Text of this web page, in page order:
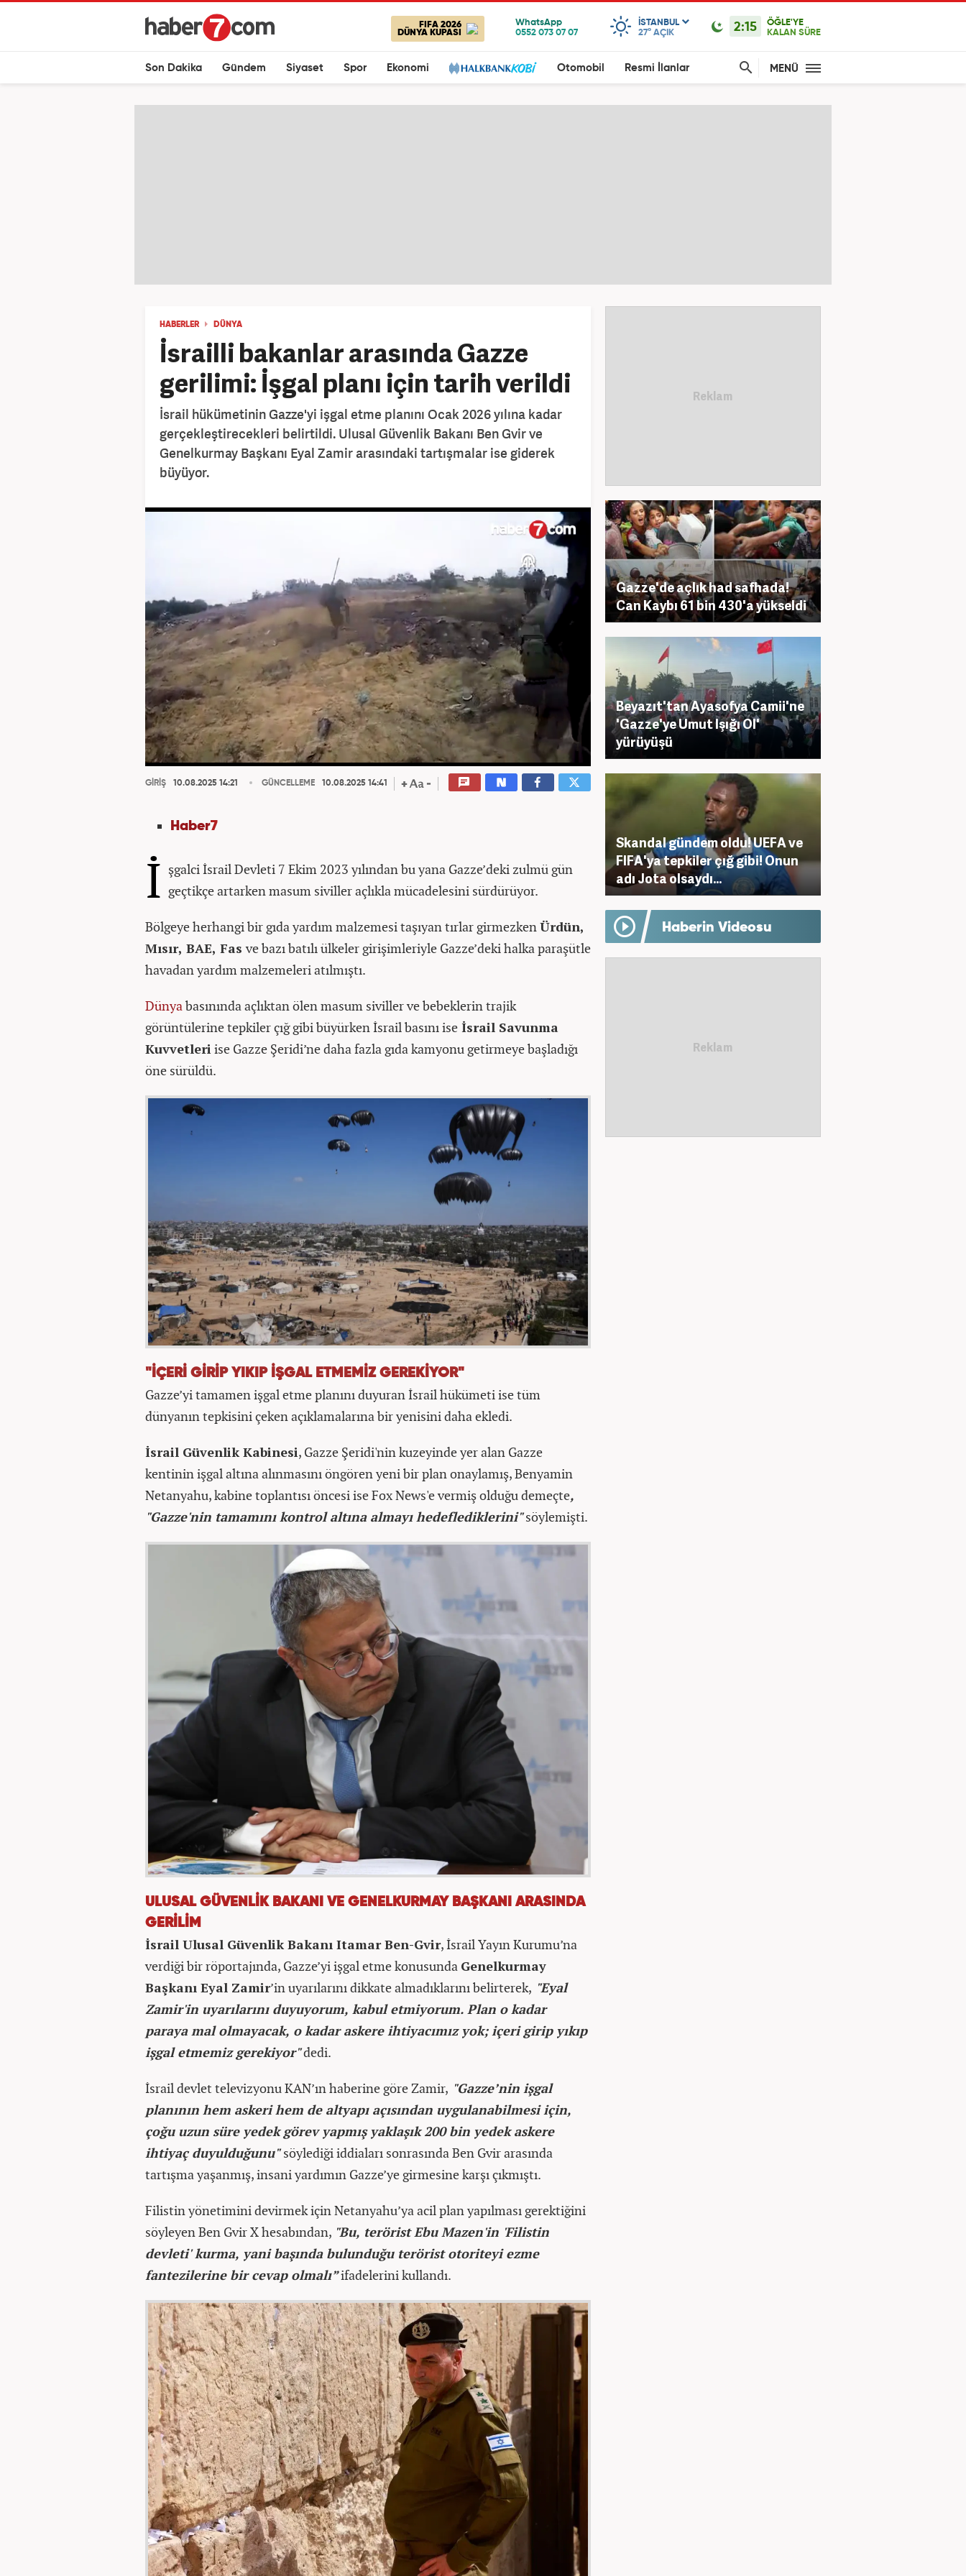
FIFA 2026
DÜNYA KUPASI
ISTANBUL
27° AÇIK 2:15
ÖĞLE'YE
KALAN SÜRE
Son Dakika Gündem Siyaset Spor Ekonomi Otomobil Resmi İlanlar MENÜ
HABERLER DÜNYA
İsrailli bakanlar arasında Gazze
gerilimi: İşgal planı için tarih verildi
İsrail hükümetinin Gazze'yi işgal etme planını Ocak 2026 yılına kadar
gerçekleştirecekleri belirtildi. Ulusal Güvenlik Bakanı Ben Gvir ve
Genelkurmay Başkanı Eyal Zamir arasındaki tartışmalar ise giderek
büyüyor.
GİRİŞ 10.08.2025 14:21 GÜNCELLEME 10.08.2025 14:41
Haber7
İ şgalci İsrail Devleti 7 Ekim 2023 yılından bu yana Gazze’deki zulmü gün
geçtikçe artarken masum siviller açlıkla mücadelesini sürdürüyor.
Bölgeye herhangi bir gıda yardım malzemesi taşıyan tırlar girmezkenÜrdün,
Mısır, BAE, Fasve bazı batılı ülkeler girişimleriyle Gazze’deki halka paraşütle
havadan yardım malzemeleri atılmıştı.
Dünyabasınında açlıktan ölen masum siviller ve bebeklerin trajik
görüntülerine tepkiler çığ gibi büyürken İsrail basını ise İsrail Savunma
Kuvvetleriise Gazze Şeridi’ne daha fazla gıda kamyonu getirmeye başladığı
öne sürüldü.
"İÇERİ GİRİP YIKIP İŞGAL ETMEMİZ GEREKİYOR"
Gazze’yi tamamen işgal etme planını duyuran İsrail hükümeti ise tüm
dünyanın tepkisini çeken açıklamalarına bir yenisini daha ekledi.
İsrail Güvenlik Kabinesi, Gazze Şeridi'nin kuzeyinde yer alan Gazze
kentinin işgal altına alınmasını öngören yeni bir plan onaylamış, Benyamin
Netanyahu, kabine toplantısı öncesi ise Fox News'e vermiş olduğu demeçte,
"Gazze'nin tamamını kontrol altına almayı hedeflediklerini"söylemişti.
ULUSAL GÜVENLİK BAKANI VE GENELKURMAY BAŞKANI ARASINDA
GERİLİM
İsrail Ulusal Güvenlik Bakanı Itamar Ben-Gvir, İsrail Yayın Kurumu’na
verdiği bir röportajında, Gazze’yi işgal etme konusunda Genelkurmay
Başkanı Eyal Zamir’in uyarılarını dikkate almadıklarını belirterek, "Eyal
Zamir'in uyarılarını duyuyorum, kabul etmiyorum. Plan o kadar
paraya mal olmayacak, o kadar askere ihtiyacımız yok; içeri girip yıkıp
işgal etmemiz gerekiyor"dedi.
İsrail devlet televizyonu KAN’ın haberine göre Zamir, "Gazze’nin işgal
planının hem askeri hem de altyapı açısından uygulanabilmesi için,
çoğu uzun süre yedek görev yapmış yaklaşık 200 bin yedek askere
ihtiyaç duyulduğunu"söylediği iddiaları sonrasında Ben Gvir arasında
tartışma yaşanmış, insani yardımın Gazze’ye girmesine karşı çıkmıştı.
Filistin yönetimini devirmek için Netanyahu’ya acil plan yapılması gerektiğini
söyleyen Ben Gvir X hesabından, "Bu, terörist Ebu Mazen'in 'Filistin
devleti' kurma, yani başında bulunduğu terörist otoriteyi ezme
fantezilerine bir cevap olmalı”ifadelerini kullandı.
Gazze'de açlık had safhada!
Can Kaybı 61 bin 430'a yükseldi
Beyazıt'tan Ayasofya Camii'ne
'Gazze'ye Umut Işığı Ol'
yürüyüşü
Skandal gündem oldu! UEFA ve
FIFA'ya tepkiler çığ gibi! Onun
adı Jota olsaydı...
Haberin Videosu